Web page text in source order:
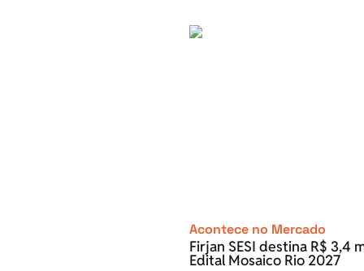
Acontece no Mercado
Firjan SESI destina R$ 3,4
Edital Mosaico Rio 2027